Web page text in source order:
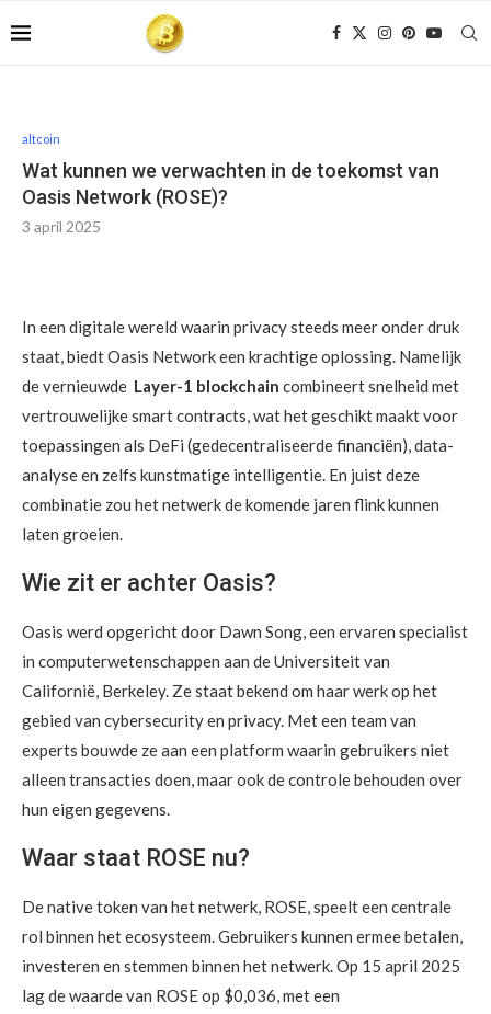
altcoin
Wat kunnen we verwachten in de toekomst van
Oasis Network (ROSE)?
3 april 2025
In een digitale wereld waarin privacy steeds meer onder druk
staat, biedt Oasis Network een krachtige oplossing. Namelijk
de vernieuwde Layer-1 blockchain combineert snelheid met
vertrouwelijke smart contracts, wat het geschikt maakt voor
toepassingen als DeFi (gedecentraliseerde financiën), data-
analyse en zelfs kunstmatige intelligentie. En juist deze
combinatie zou het netwerk de komende jaren flink kunnen
laten groeien.
Wie zit er achter Oasis?
Oasis werd opgericht door Dawn Song, een ervaren specialist
in computerwetenschappen aan de Universiteit van
Californië, Berkeley. Ze staat bekend om haar werk op het
gebied van cybersecurity en privacy. Met een team van
experts bouwde ze aan een platform waarin gebruikers niet
alleen transacties doen, maar ook de controle behouden over
hun eigen gegevens.
Waar staat ROSE nu?
De native token van het netwerk, ROSE, speelt een centrale
rol binnen het ecosysteem. Gebruikers kunnen ermee betalen,
investeren en stemmen binnen het netwerk. Op 15 april 2025
lag de waarde van ROSE op $0,036, met een